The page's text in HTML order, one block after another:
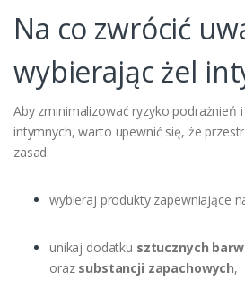
Na co zwrócić
wybierając żel
Aby zminimalizować ryzyko podrażnień
intymnych, warto upewnić się, że
zasad:
wybieraj produkty zapewniające
unikaj dodatku sztucznych
oraz substancji zapachowych,